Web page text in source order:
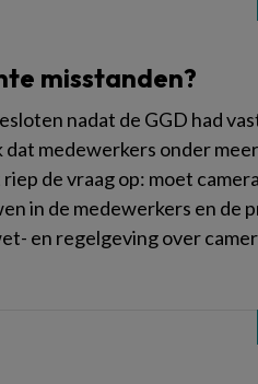
misstanden?
nadat de GGD had
medewerkers onder
de vraag op: moet
in de medewerkers en de
en regelgeving over